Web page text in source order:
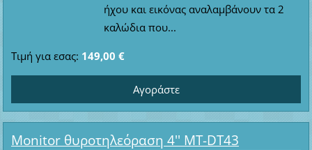
ήχου και εικόνας αναλαμβάνουν τα 2
καλώδια που...
Τιμή για εσας: 149,00 €
Monitor θυροτηλεόραση 4'' MT-DT43